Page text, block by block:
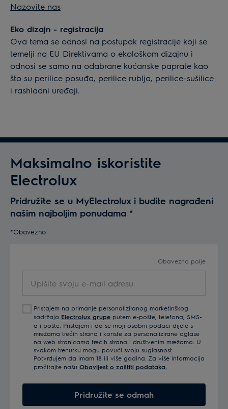
Nazovite nas
Eko dizajn - registracija
Ova tema se odnosi na postupak registracije koji se
temelji na EU Direktivama o ekološkom dizajnu i
odnosi se samo na odabrane kućanske paprate kao
što su perilice posuđa, perilice rublja, perilice-sušilice
i rashladni uređaji.
Maksimalno iskoristite
Electrolux
Pridružite se u MyElectrolux i budite nagrađeni
našim najboljim ponudama *
*Obavezno
Obavezno polje
svoju
mail
adresu
Pristajem na primanje personaliziranog marketinškog
sadržaja Electrolux grupe putem e-pošte, telefona, SMS-
a i pošte. Pristajem i da se moji osobni podaci dijele s
mrežama trećih strana i koriste za personalizirane oglase
na web stranicama trećih strana i društvenim mrežama. U
svakom trenutku mogu povući svoju suglasnost.
Potvrđujem da imam 18 ili više godina. Za više informacija
pročitajte našu Obavijest o zaštiti podataka.
Pridružite se odmah